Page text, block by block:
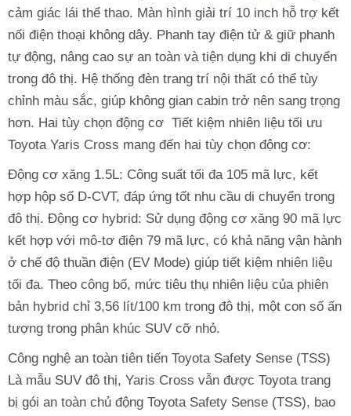
cảm giác lái thể thao. Màn hình giải trí 10 inch hỗ trợ kết
nối điện thoại không dây. Phanh tay điện tử & giữ phanh
tự động, nâng cao sự an toàn và tiện dụng khi di chuyển
trong đô thị. Hệ thống đèn trang trí nội thất có thể tùy
chỉnh màu sắc, giúp không gian cabin trở nên sang trọng
hơn. Hai tùy chọn động cơ Tiết kiệm nhiên liệu tối ưu
Toyota Yaris Cross mang đến hai tùy chọn động cơ:
Động cơ xăng 1.5L: Công suất tối đa 105 mã lực, kết
hợp hộp số D-CVT, đáp ứng tốt nhu cầu di chuyển trong
đô thị. Động cơ hybrid: Sử dụng động cơ xăng 90 mã lực
kết hợp với mô-tơ điện 79 mã lực, có khả năng vận hành
ở chế độ thuần điện (EV Mode) giúp tiết kiệm nhiên liệu
tối đa. Theo công bố, mức tiêu thụ nhiên liệu của phiên
bản hybrid chỉ 3,56 lít/100 km trong đô thị, một con số ấn
tượng trong phân khúc SUV cỡ nhỏ.
Công nghệ an toàn tiên tiến Toyota Safety Sense (TSS)
Là mẫu SUV đô thị, Yaris Cross vẫn được Toyota trang
bị gói an toàn chủ động Toyota Safety Sense (TSS), bao